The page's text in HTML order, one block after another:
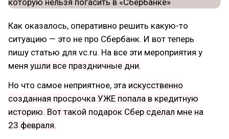
Как оказалось, оперативно решить какую-то
ситуацию — это не про Сбербанк. И вот теперь
пишу статью для vc.ru. На все эти мероприятия у
меня ушли все праздничные дни.
Но что самое неприятное, эта искусственно
созданная просрочка УЖЕ попала в кредитную
историю. Вот такой подарок Сбер сделал мне на
23 февраля.